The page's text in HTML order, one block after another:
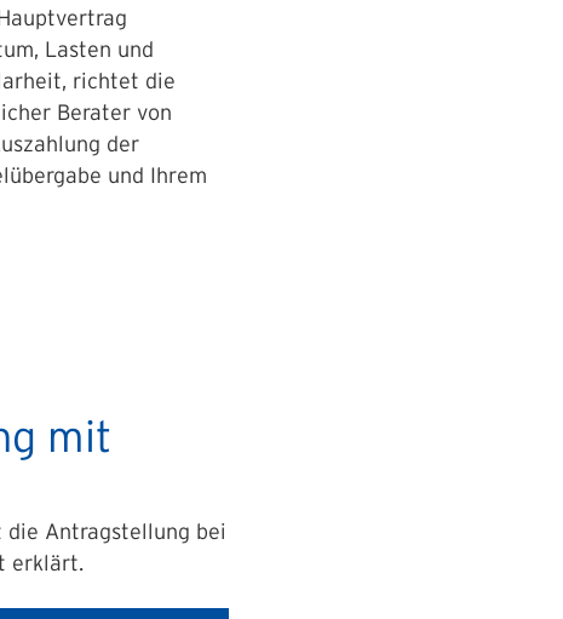
Lasten und
richtet die
Berater von
der
und Ihrem
mit
Antragstellung bei
erklärt.